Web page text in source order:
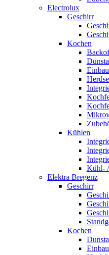
Electrolux
Geschirr
Kochen
Kühlen
Kühl-
Elektra Bregenz
Geschirr
Kochen